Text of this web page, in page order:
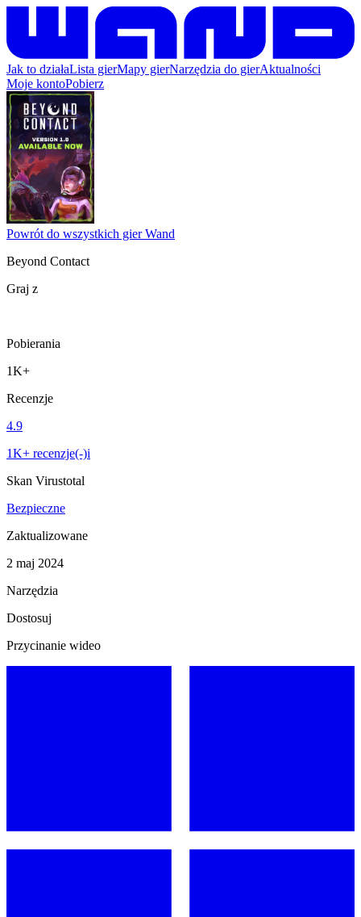
Jak to działaLista gierMapy gierNarzędzia do gierAktualności
Moje kontoPobierz
Powrót do wszystkich gier Wand
Beyond Contact
Graj z
Pobierania
1K+
Recenzje
4.9
1K+ recenzje(-)i
Skan Virustotal
Bezpieczne
Zaktualizowane
2 maj 2024
Narzędzia
Dostosuj
Przycinanie wideo